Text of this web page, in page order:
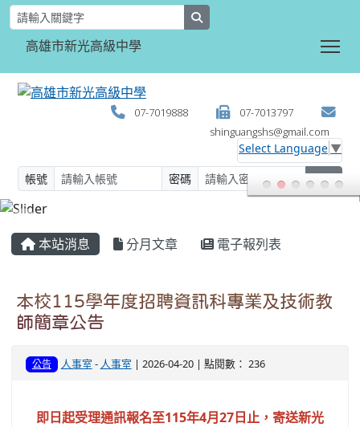
高雄市新光高級中學
07-7019888
07-7013797
shinguangshs@gmail.com
Select Language ▼
帳號
密碼 登入
本站消息 分月文章 電子報列表
本校115學年度招聘資訊科專業及技術教
師簡章公告
公告 人事室 - 人事室 | 2026-04-20 | 點閱數： 236
即日起受理通訊報名至115年4月27日止，寄送新光